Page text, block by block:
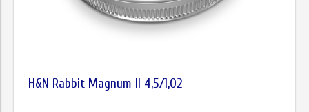
H&N Rabbit Magnum II 4,5/1,02